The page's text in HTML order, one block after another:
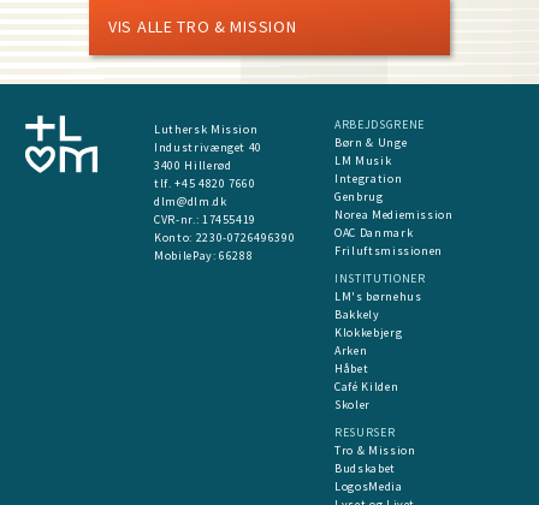
VIS ALLE TRO & MISSION
Luthersk Mission
Industrivænget 40
3400 Hillerød
tlf. +45 4820 7660
dlm@dlm.dk
CVR-nr.: 17455419
​Konto: 2230-0726496390
MobilePay:66288
ARBEJDSGRENE
Børn & Unge
LM Musik
Integration
Genbrug
Norea Mediemission
OAC Danmark
Friluftsmissionen
INSTITUTIONER
LM's børnehus
Bakkely
Klokkebjerg
Arken
Håbet
Café Kilden
Skoler
RESURSER
Tro & Mission
Budskabet
LogosMedia